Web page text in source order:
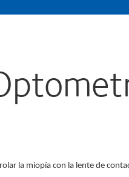
la miopía con la lente de